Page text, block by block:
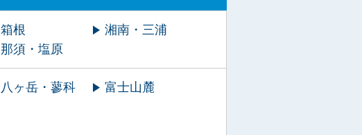
箱根
湘南・三浦
那須・塩原
八ヶ岳・蓼科
富士山麓